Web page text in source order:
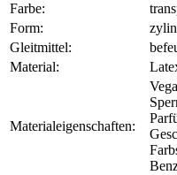
Farbe:
Form:
Gleitmittel:
Material:
Materialeigenschaften: